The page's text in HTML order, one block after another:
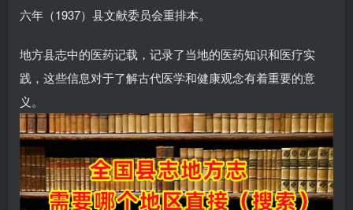
六年（1937）县文献委员会重排本。
地方县志中的医药记载，记录了当地的医药知识和医疗实
践，这些信息对于了解古代医学和健康观念有着重要的意
义。